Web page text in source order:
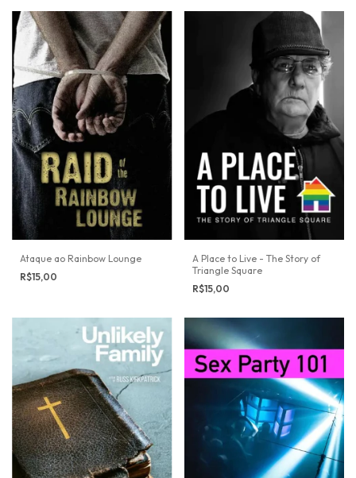
Ataque ao Rainbow Lounge
R$15,00
A Place to Live - The Story of
Triangle Square
R$15,00